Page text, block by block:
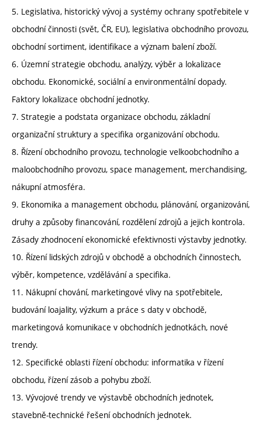
5. Legislativa, historický vývoj a systémy ochrany spotřebitele v
obchodní činnosti (svět, ČR, EU), legislativa obchodního provozu,
obchodní sortiment, identifikace a význam balení zboží.
6. Územní strategie obchodu, analýzy, výběr a lokalizace
obchodu. Ekonomické, sociální a environmentální dopady.
Faktory lokalizace obchodní jednotky.
7. Strategie a podstata organizace obchodu, základní
organizační struktury a specifika organizování obchodu.
8. Řízení obchodního provozu, technologie velkoobchodního a
maloobchodního provozu, space management, merchandising,
nákupní atmosféra.
9. Ekonomika a management obchodu, plánování, organizování,
druhy a způsoby financování, rozdělení zdrojů a jejich kontrola.
Zásady zhodnocení ekonomické efektivnosti výstavby jednotky.
10. Řízení lidských zdrojů v obchodě a obchodních činnostech,
výběr, kompetence, vzdělávání a specifika.
11. Nákupní chování, marketingové vlivy na spotřebitele,
budování loajality, výzkum a práce s daty v obchodě,
marketingová komunikace v obchodních jednotkách, nové
trendy.
12. Specifické oblasti řízení obchodu: informatika v řízení
obchodu, řízení zásob a pohybu zboží.
13. Vývojové trendy ve výstavbě obchodních jednotek,
stavebně-technické řešení obchodních jednotek.